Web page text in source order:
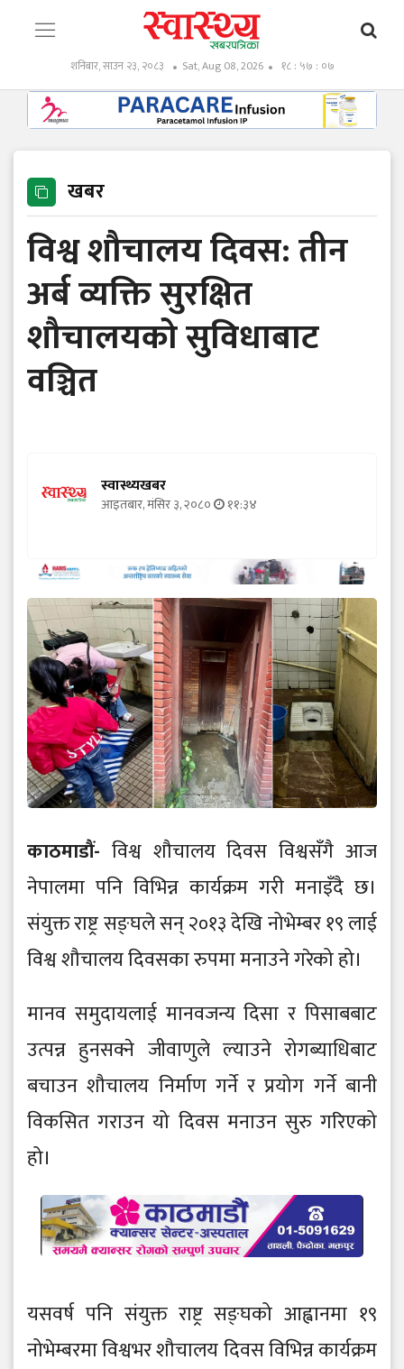
शनिबार, साउन २३, २०८३ Sat, Aug 08, 2026 १८ : ५७ : ०९
खबर
विश्व शौचालय दिवस: तीन
अर्ब व्यक्ति सुरक्षित
शौचालयको सुविधाबाट
वञ्चित
स्वास्थ्यखबर
आइतबार, मंसिर ३, २०८० ११:३४
काठमाडौं- विश्व शौचालय दिवस विश्वसँगै आज
नेपालमा पनि विभिन्न कार्यक्रम गरी मनाइँदै छ।
संयुक्त राष्ट्र सङ्घले सन् २०१३ देखि नोभेम्बर १९ लाई
विश्व शौचालय दिवसका रुपमा मनाउने गरेको हो।
मानव समुदायलाई मानवजन्य दिसा र पिसाबबाट
उत्पन्न हुनसक्ने जीवाणुले ल्याउने रोगब्याधिबाट
बचाउन शौचालय निर्माण गर्ने र प्रयोग गर्ने बानी
विकसित गराउन यो दिवस मनाउन सुरु गरिएको
हो।
यसवर्ष पनि संयुक्त राष्ट्र सङ्घको आह्वानमा १९
नोभेम्बरमा विश्वभर शौचालय दिवस विभिन्न कार्यक्रम